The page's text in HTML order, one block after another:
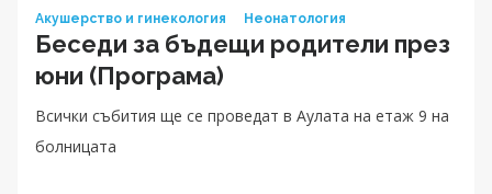
Акушерство и гинекология
Неонатология
Беседи за бъдещи родители през
юни (Програма)
Всички събития ще се проведат в Аулата на етаж 9 на
болницата